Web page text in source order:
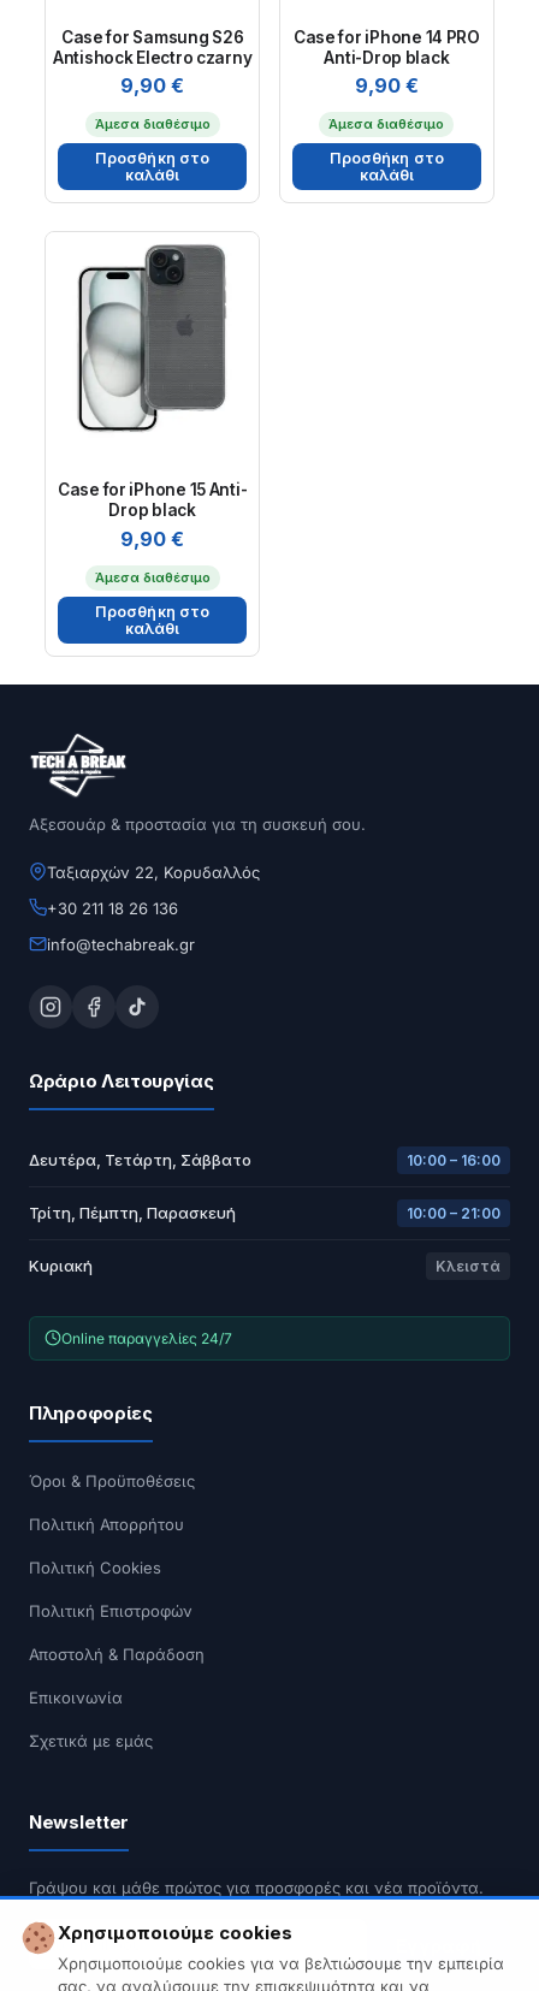
Case for Samsung S26
Antishock Electro czarny
9,90€
Άμεσα διαθέσιμο
Προσθήκη στο
καλάθι
Case for iPhone 14 PRO
Anti-Drop black
9,90 €
Άμεσα διαθέσιμο
Προσθήκη στο
καλάθι
Case for iPhone 15 Anti-
Drop black
9,90€
Άμεσα διαθέσιμο
Προσθήκη στο
καλάθι
Αξεσουάρ & προστασία για τη συσκευή σου.
Ταξιαρχών 22, Κορυδαλλός
+30 211 18 26 136
info@techabreak.gr
Ωράριο Λειτουργίας
Δευτέρα, Τετάρτη, Σάββατο 10:00 – 16:00
Τρίτη, Πέμπτη, Παρασκευή 10:00 – 21:00
Κυριακή Κλειστά
Online παραγγελίες 24/7
Πληροφορίες
Όροι & Προϋποθέσεις
Πολιτική Απορρήτου
Πολιτική Cookies
Πολιτική Επιστροφών
Αποστολή & Παράδοση
Επικοινωνία
Σχετικά με εμάς
Newsletter
Γράψου και μάθε πρώτος για προσφορές και νέα προϊόντα.
Χρησιμοποιούμε cookies
Χρησιμοποιούμε cookies για να βελτιώσουμε την εμπειρία
σας, να αναλύσουμε την επισκεψιμότητα και να